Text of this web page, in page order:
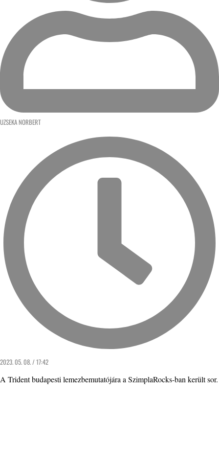
UZSEKA NORBERT
2023. 05. 08. / 17:42
A Trident budapesti lemezbemutatójára a SzimplaRocks-ban került sor.